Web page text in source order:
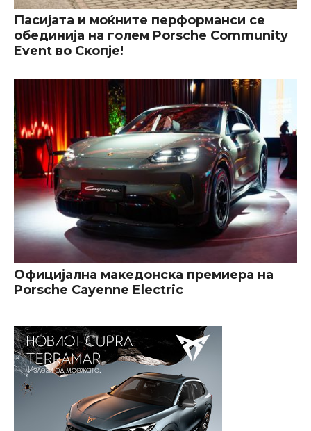
Пасијата и моќните перформанси се
обединија на голем Porsche Community
Event во Скопје!
Официјална македонска премиера на
Porsche Cayenne Electric